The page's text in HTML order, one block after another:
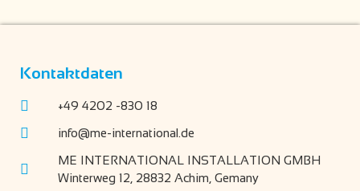
Kontaktdaten
+49 4202 -830 18
info@me-international.de
ME INTERNATIONAL INSTALLATION GMBH
Winterweg 12, 28832 Achim, Gemany